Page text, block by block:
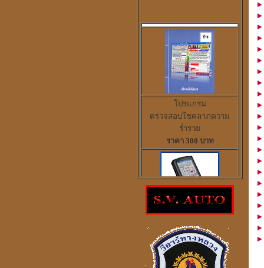
โปรแกรม
ตรวจสอบโชคลาภความ
ร่ำรวย
โปรแกรมดูดวงจีน2ภาษา
windows mobile